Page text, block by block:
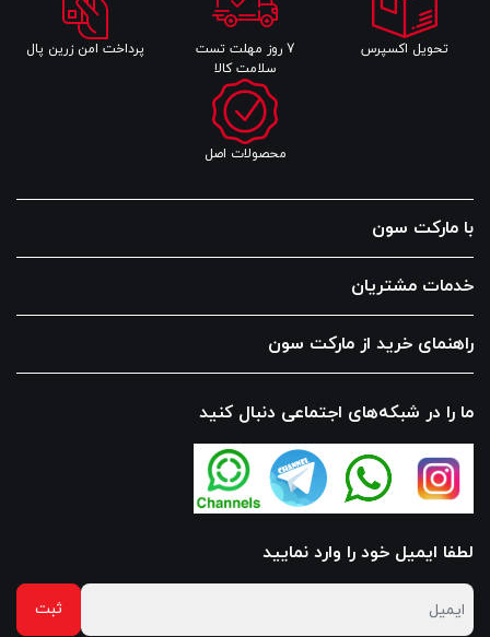
تحویل اکسپرس
7 روز مهلت تست
سلامت کالا
پرداخت امن زرین پال
محصولات اصل
با مارکت سون
خدمات مشتریان
راهنمای خرید از مارکت سون
ما را در شبکه‌های اجتماعی دنبال کنید
لطفا ایمیل خود را وارد نمایید